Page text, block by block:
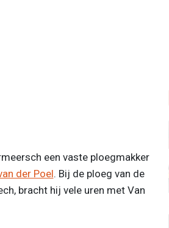
een vaste ploegmakker
der Poel. Bij de ploeg van de
bracht hij vele uren met Van